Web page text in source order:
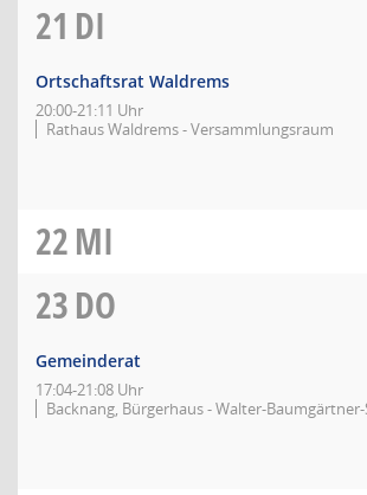
21 DI
Ortschaftsrat Waldrems
20:00-21:11 Uhr
Rathaus Waldrems - Versammlungsraum
22MI
23DO
Gemeinderat
17:04-21:08 Uhr
Backnang, Bürgerhaus - Walter-Baumgärtner-